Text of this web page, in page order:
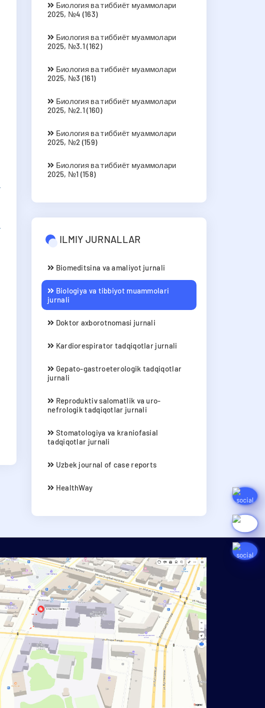
Биология ва тиббиёт муаммолари
2025, №4 (163)
Биология ва тиббиёт муаммолари
2025, №3.1 (162)
Биология ва тиббиёт муаммолари
2025, №3 (161)
Биология ва тиббиёт муаммолари
2025, №2.1 (160)
Биология ва тиббиёт муаммолари
2025, №2 (159)
Биология ва тиббиёт муаммолари
2025, №1 (158)
ILMIY JURNALLAR
Biomeditsina va amaliyot jurnali
Biologiya va tibbiyot muammolari
jurnali
Doktor axborotnomasi jurnali
Kardiorespirator tadqiqotlar jurnali
Gepato-gastroeterologik tadqiqotlar
jurnali
Reproduktiv salomatlik va uro-
nefrologik tadqiqotlar jurnali
Stomatologiya va kraniofasial
tadqiqotlar jurnali
Uzbek journal of case reports
HealthWay